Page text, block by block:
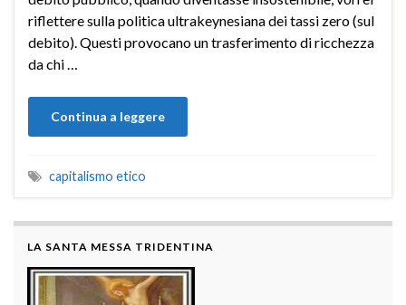
riflettere sulla politica ultrakeynesiana dei tassi zero (sul
debito). Questi provocano un trasferimento di ricchezza
da chi …
Continua a leggere
capitalismo etico
LA SANTA MESSA TRIDENTINA